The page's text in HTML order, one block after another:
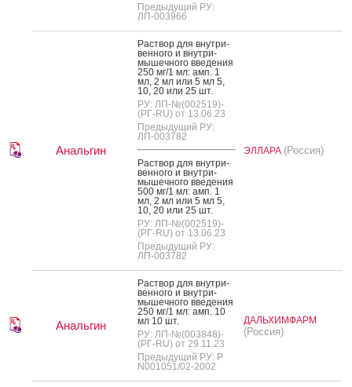
Предыдущий РУ:
ЛП-003966
Анальгин
Рас­твор для внут­ри­
вен­но­го и внут­ри­
мышеч­но­го вве­дения
250 мг/1 мл: амп. 1
мл, 2 мл или 5 мл 5,
10, 20 или 25 шт.
РУ: ЛП-№(002519)-
(РГ-RU) от 13.06.23
Предыдущий РУ:
ЛП-003782
Рас­твор для внут­ри­
вен­но­го и внут­ри­
мышеч­но­го вве­дения
500 мг/1 мл: амп. 1
мл, 2 мл или 5 мл 5,
10, 20 или 25 шт.
РУ: ЛП-№(002519)-
(РГ-RU) от 13.06.23
Предыдущий РУ:
ЛП-003782
ЭЛЛАРА (Россия)
Анальгин
Рас­твор для внут­ри­
вен­но­го и внут­ри­
мышеч­но­го вве­дения
250 мг/1 мл: амп. 10
мл 10 шт.
РУ: ЛП-№(003848)-
(РГ-RU) от 29.11.23
Предыдущий РУ: Р
N001051/02-2002
ДАЛЬХИМФАРМ
(Россия)